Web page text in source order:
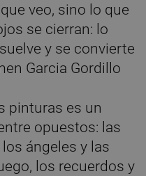
veo, sino lo que
se cierran: lo
y se convierte
Garcia Gordillo
pinturas es un
opuestos: las
ángeles y las
los recuerdos y